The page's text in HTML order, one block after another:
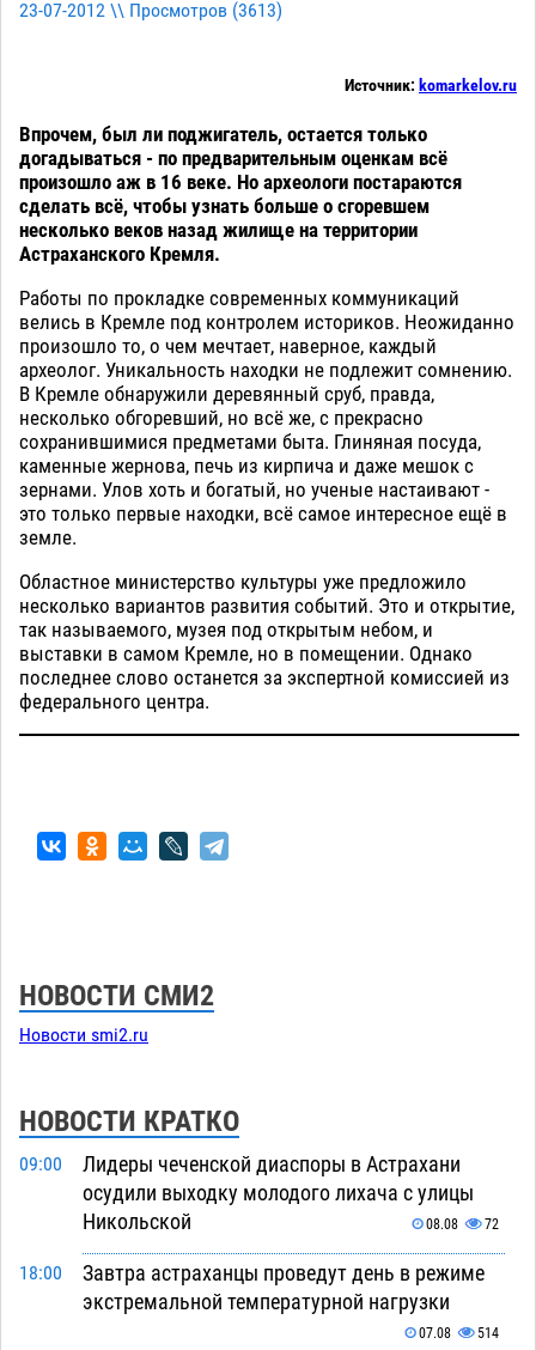
23-07-2012 \\ Просмотров (3613)
Источник: komarkelov.ru
Впрочем, был ли поджигатель, остается только
догадываться - по предварительным оценкам всё
произошло аж в 16 веке. Но археологи постараются
сделать всё, чтобы узнать больше о сгоревшем
несколько веков назад жилище на территории
Астраханского Кремля.
Работы по прокладке современных коммуникаций
велись в Кремле под контролем историков. Неожиданно
произошло то, о чем мечтает, наверное, каждый
археолог. Уникальность находки не подлежит сомнению.
В Кремле обнаружили деревянный сруб, правда,
несколько обгоревший, но всё же, с прекрасно
сохранившимися предметами быта. Глиняная посуда,
каменные жернова, печь из кирпича и даже мешок с
зернами. Улов хоть и богатый, но ученые настаивают -
это только первые находки, всё самое интересное ещё в
земле.
Областное министерство культуры уже предложило
несколько вариантов развития событий. Это и открытие,
так называемого, музея под открытым небом, и
выставки в самом Кремле, но в помещении. Однако
последнее слово останется за экспертной комиссией из
федерального центра.
НОВОСТИ СМИ2
Новости smi2.ru
НОВОСТИ КРАТКО
09:00
Лидеры чеченской диаспоры в Астрахани
осудили выходку молодого лихача с улицы
Никольской
08.08 72
18:00
Завтра астраханцы проведут день в режиме
экстремальной температурной нагрузки
07.08 514